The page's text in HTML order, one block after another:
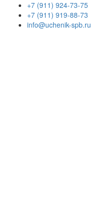
+7 (911) 924-73-75
+7 (911) 919-88-73
info@uchenik-spb.ru